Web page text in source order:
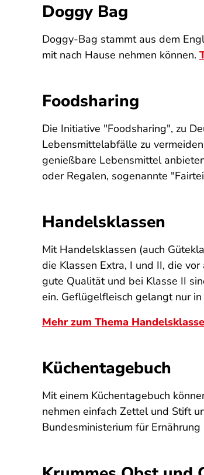
Doggy Bag
Doggy-Bag stammt aus dem
mit nach Hause nehmen können.
Foodsharing
Die Initiative "Foodsharing", zu
Lebensmittelabfälle zu
genießbare Lebensmittel
oder Regalen, sogenannte
Handelsklassen
Mit Handelsklassen (auch
die Klassen Extra, I und II, die
gute Qualität und bei Klasse II
ein. Geflügelfleisch gelangt nur
Mehr zum Thema
Küchentagebuch
Mit einem Küchentagebuch
nehmen einfach Zettel und Stift
Bundesministerium für